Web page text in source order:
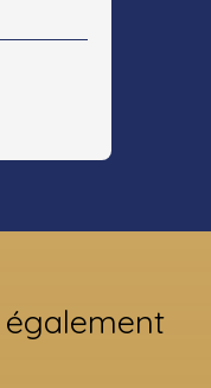
également